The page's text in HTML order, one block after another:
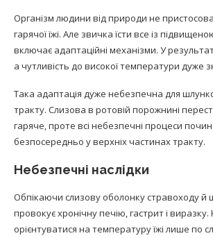
Організм людини від природи не
гарячої їжі. Але звичка їсти все із
включає адаптаційні механізми. У
а чутливість до високої температури дуже
Така адаптація дуже небезпечна для
тракту. Слизова в ротовій порожнині
гаряче, проте всі небезпечні процеси
безпосередньо у верхніх частинах тракту.
Небезпечні наслідки
Обпікаючи слизову оболонку стравоходу й
провокує хронічну печію, гастрит і
орієнтуватися на температуру їжі лише по